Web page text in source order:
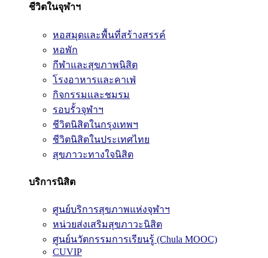
ชีวิตในจุฬาฯ
หอสมุดและพื้นที่สร้างสรรค์
หอพัก
กีฬาและสุขภาพนิสิต
โรงอาหารและคาเฟ่
กิจกรรมและชมรม
รอบรั้วจุฬาฯ
ชีวิตนิสิตในกรุงเทพฯ
ชีวิตนิสิตในประเทศไทย
สุขภาวะทางใจนิสิต
บริการนิสิต
ศูนย์บริการสุขภาพแห่งจุฬาฯ
หน่วยส่งเสริมสุขภาวะนิสิต
ศูนย์นวัตกรรมการเรียนรู้ (Chula MOOC)
CUVIP